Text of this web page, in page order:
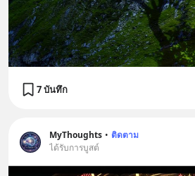
7 บันทึก
MyThoughts • ติดตาม
ได้รับการบูสต์